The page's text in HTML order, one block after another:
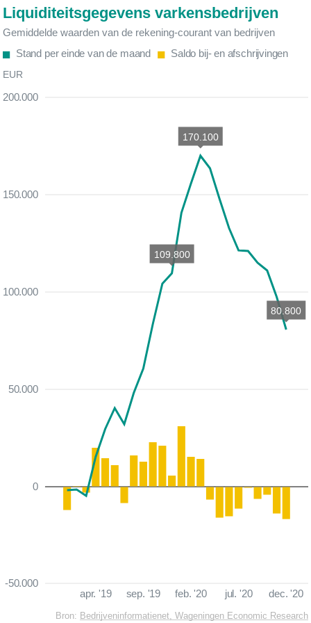
Liquiditeitsgegevens varkensbedrijven
Gemiddelde waarden van de rekening-courant van bedrijven
EUR
Stand per einde van de maand Saldo bij- en afschrijvingen
dec. '20
jul. '20
feb. '20
sep. '19
apr. '19
-50.000
0
50.000
100.000
150.000
200.000
Bron: Bedrijveninformatienet, Wageningen Economic Research
109.800
170.100
80.800